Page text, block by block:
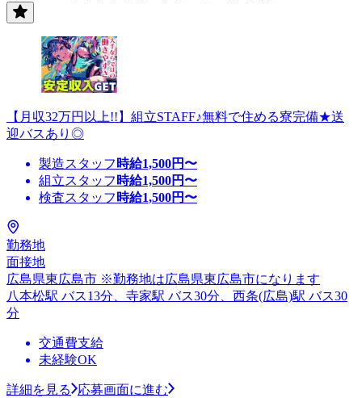
【月収32万円以上!!】組立STAFF♪無料で住める寮完備★送
迎バスあり◎
製造スタッフ 時給1,500円〜
組立スタッフ 時給1,500円〜
検査スタッフ 時給1,500円〜
勤務地
面接地
広島県東広島市 ※勤務地は広島県東広島市になります
八本松駅 バス13分、寺家駅 バス30分、西条(広島)駅 バス30
分
交通費支給
未経験OK
詳細を見る
応募画面に進む